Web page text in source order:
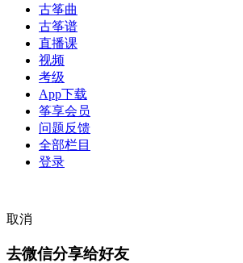
古筝曲
古筝谱
直播课
视频
考级
App下载
筝享会员
问题反馈
全部栏目
登录
取消
去微信分享给好友